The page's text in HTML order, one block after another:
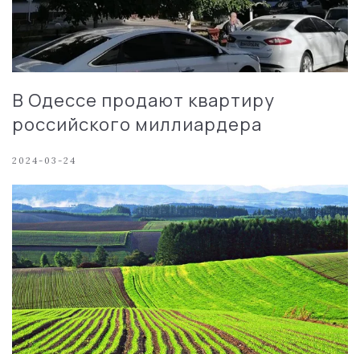
В Одессе продают квартиру
российского миллиардера
2024-03-24